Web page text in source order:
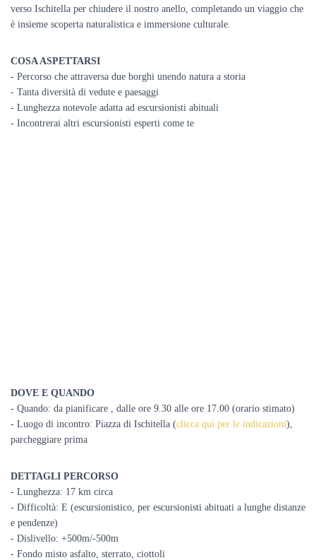
verso Ischitella per chiudere il nostro anello, completando un viaggio che
è insieme scoperta naturalistica e immersione culturale.
COSA ASPETTARSI
- Percorso che attraversa due borghi unendo natura a storia
- Tanta diversità di vedute e paesaggi
- Lunghezza notevole adatta ad escursionisti abituali
- Incontrerai altri escursionisti esperti come te
DOVE E QUANDO
- Quando: da pianificare , dalle ore 9.30 alle ore 17.00 (orario stimato)
- Luogo di incontro: Piazza di Ischitella (clicca qui per le indicazioni),
parcheggiare prima
DETTAGLI PERCORSO
- Lunghezza: 17 km circa
- Difficoltà: E (escursionistico, per escursionisti abituati a lunghe distanze
e pendenze)
- Dislivello: +500m/-500m
- Fondo misto asfalto, sterrato, ciottoli